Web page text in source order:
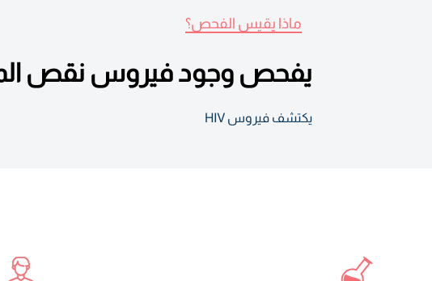
ماذا يقيس الفحص؟
يفحص وجود فيروس نقص
يكتشف فيروس HIV